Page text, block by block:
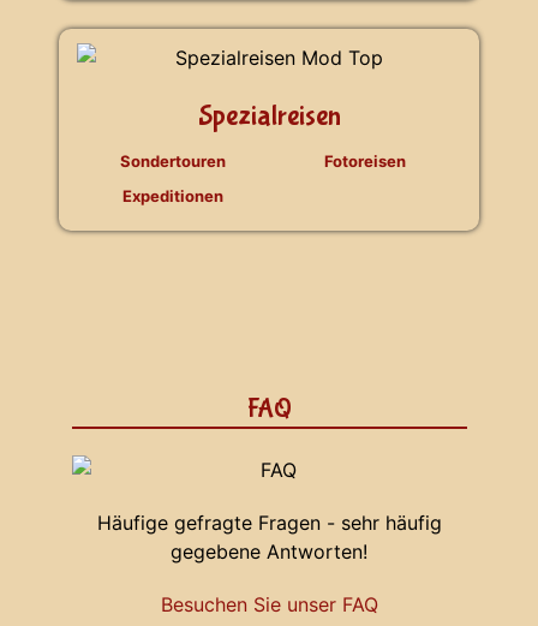
Spezialreisen
Sondertouren
Expeditionen
Fotoreisen
FAQ
Häufige gefragte Fragen - sehr häufig
gegebene Antworten!
Besuchen Sie unser FAQ